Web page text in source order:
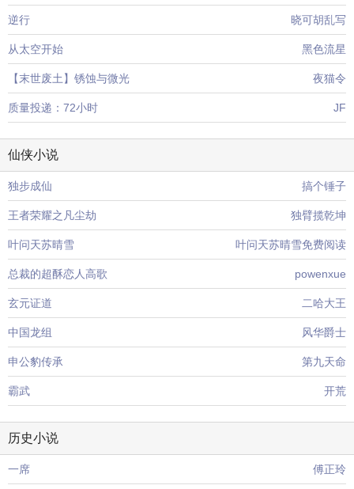
逆行 晓可胡乱写
从太空开始 黑色流星
【末世废土】锈蚀与微光 夜猫令
质量投递：72小时 JF
仙侠小说
独步成仙 搞个锤子
王者荣耀之凡尘劫 独臂揽乾坤
叶问天苏晴雪 叶问天苏晴雪免费阅读
总裁的超酥恋人高歌 powenxue
玄元证道 二哈大王
中国龙组 风华爵士
申公豹传承 第九天命
霸武 开荒
历史小说
一席 傅正玲